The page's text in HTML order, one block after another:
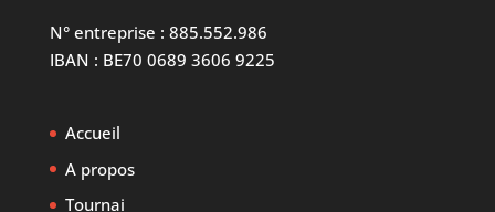
N° entreprise : 885.552.986
IBAN : BE70 0689 3606 9225
Accueil
A propos
Tournai